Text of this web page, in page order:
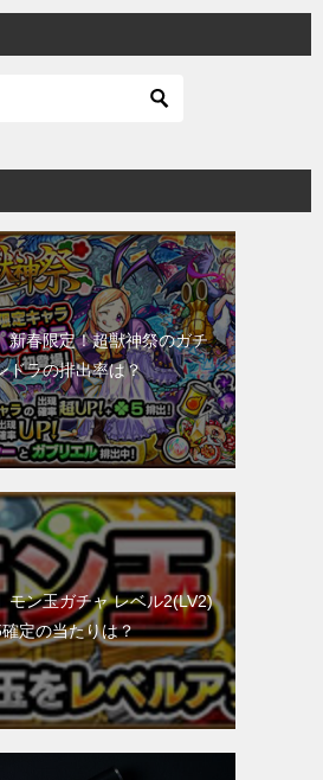
新春限定！超獣神祭のガチ
ドラの排出率は？
モン玉ガチャ レベル2(LV2)
定の当たりは？